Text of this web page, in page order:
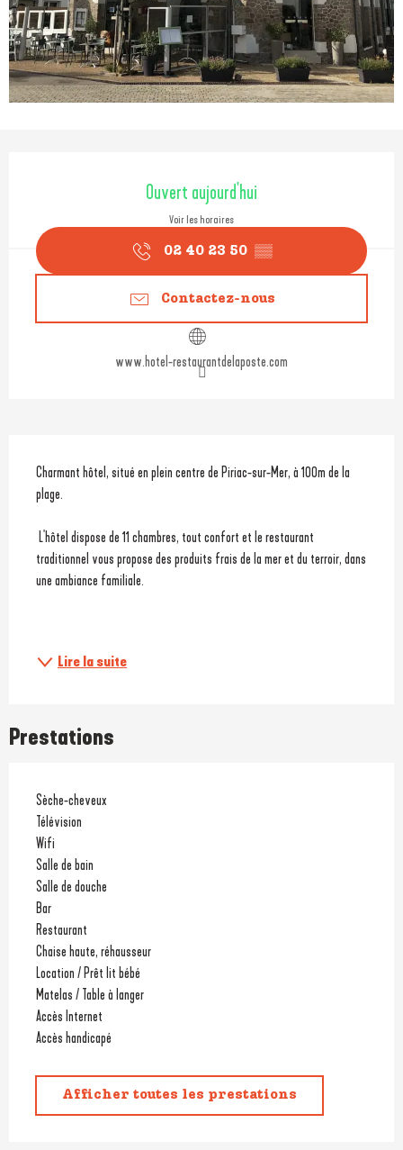
Ouverture et coordonnées
Ouvert aujourd'hui
Voir les horaires
02 40 23 50 ▒▒
Contactez-nous
www.hotel-restaurantdelaposte.com
Description
Charmant hôtel, situé en plein centre de Piriac-sur-Mer, à 100m de la
plage.
traditionnel vous propose des produits frais de la mer et du terroir, dans
une ambiance familiale.
Lire la suite
Prestations
Sèche-cheveux
Télévision
Wifi
Salle de bain
Salle de douche
Bar
Restaurant
Chaise haute, réhausseur
Location / Prêt lit bébé
Matelas / Table à langer
Accès Internet
Accès handicapé
Afficher toutes les prestations